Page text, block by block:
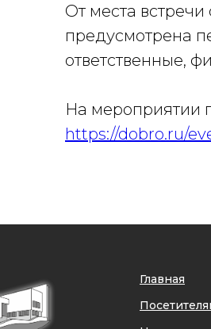
От места
предусмотрена
ответственные,
На мероприятии
https://dobro.ru/
Главная